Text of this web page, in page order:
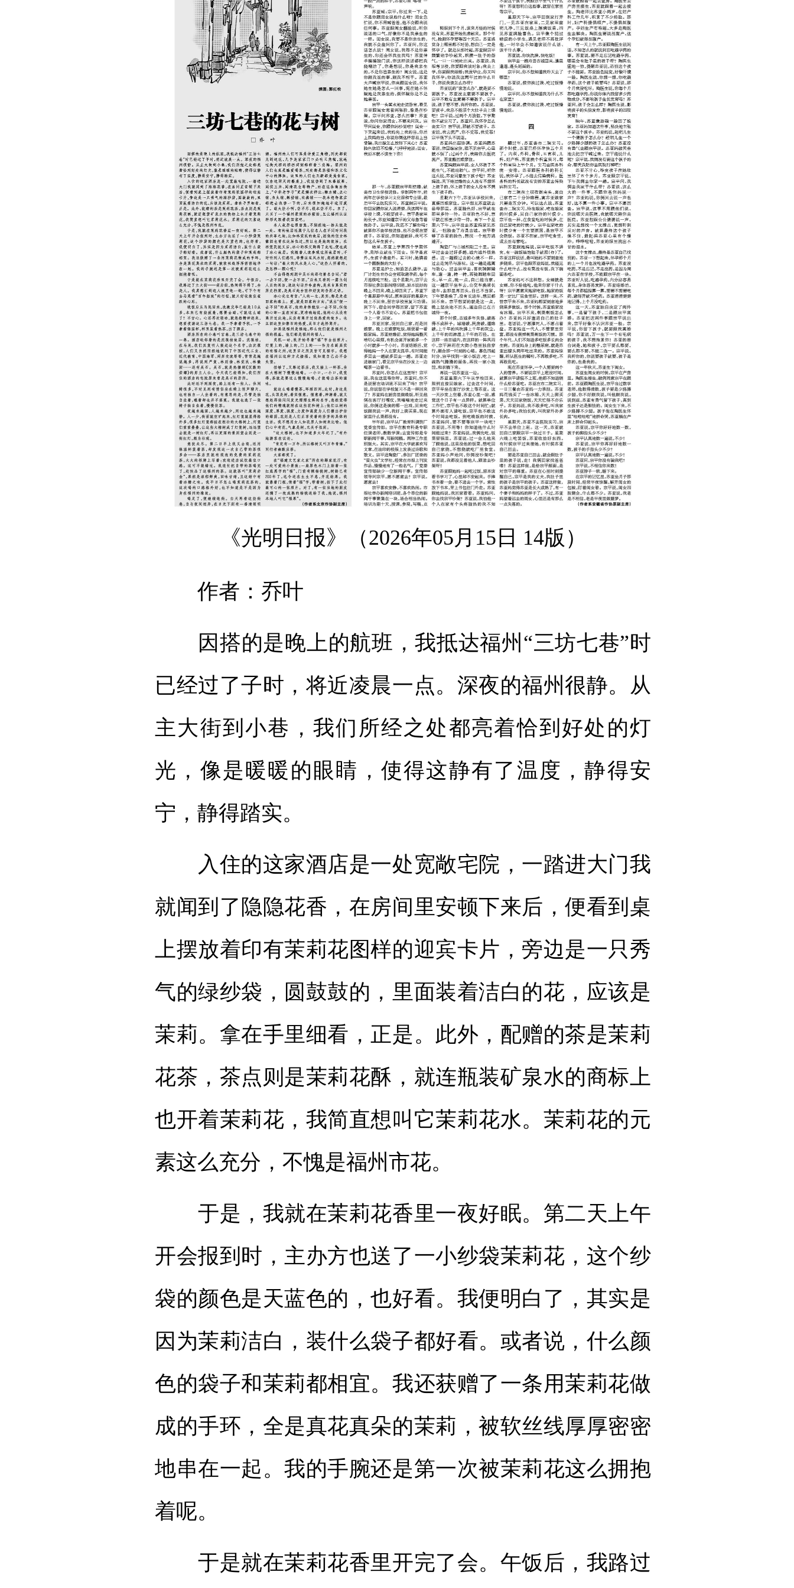
《光明日报》（2026年05月15日 14版）
作者：乔叶
因搭的是晚上的航班，我抵达福州“三坊七巷”时
已经过了子时，将近凌晨一点。深夜的福州很静。从
主大街到小巷，我们所经之处都亮着恰到好处的灯
光，像是暖暖的眼睛，使得这静有了温度，静得安
宁，静得踏实。
入住的这家酒店是一处宽敞宅院，一踏进大门我
就闻到了隐隐花香，在房间里安顿下来后，便看到桌
上摆放着印有茉莉花图样的迎宾卡片，旁边是一只秀
气的绿纱袋，圆鼓鼓的，里面装着洁白的花，应该是
茉莉。拿在手里细看，正是。此外，配赠的茶是茉莉
花茶，茶点则是茉莉花酥，就连瓶装矿泉水的商标上
也开着茉莉花，我简直想叫它茉莉花水。茉莉花的元
素这么充分，不愧是福州市花。
于是，我就在茉莉花香里一夜好眠。第二天上午
开会报到时，主办方也送了一小纱袋茉莉花，这个纱
袋的颜色是天蓝色的，也好看。我便明白了，其实是
因为茉莉洁白，装什么袋子都好看。或者说，什么颜
色的袋子和茉莉都相宜。我还获赠了一条用茉莉花做
成的手环，全是真花真朵的茉莉，被软丝线厚厚密密
地串在一起。我的手腕还是第一次被茉莉花这么拥抱
着呢。
于是就在茉莉花香里开完了会。午饭后，我路过